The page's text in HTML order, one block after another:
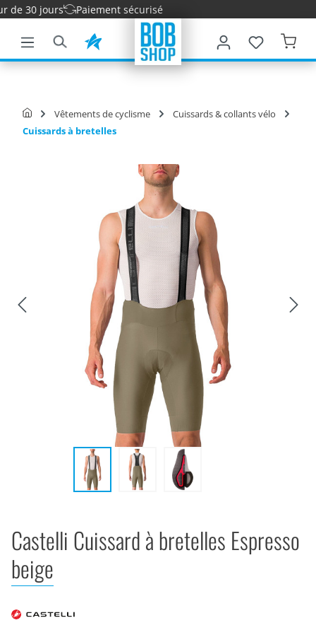
principal
30 jours Paiement sécurisé
Vêtements de cyclisme
Cuissards & collants vélo
Cuissards à bretelles
Castelli Cuissard à bretelles Espresso
beige